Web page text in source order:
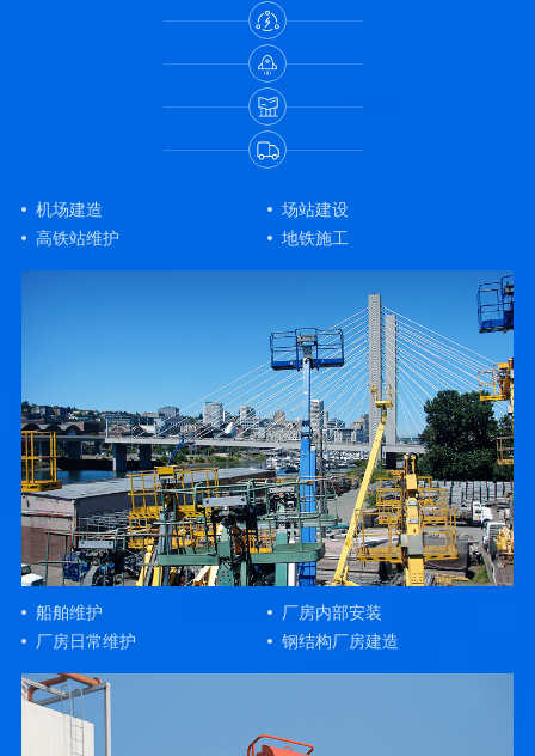
机场建造
场站建设
高铁站维护
地铁施工
船舶维护
厂房内部安装
厂房日常维护
钢结构厂房建造